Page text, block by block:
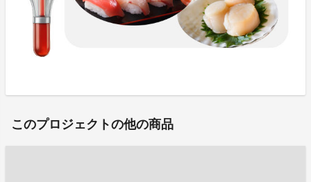
このプロジェクトの他の商品